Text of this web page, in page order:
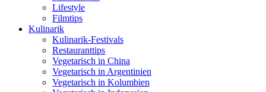
Lifestyle
Filmtips
Kulinarik
Kulinarik-Festivals
Restauranttips
Vegetarisch in China
Vegetarisch in Argentinien
Vegetarisch in Kolumbien